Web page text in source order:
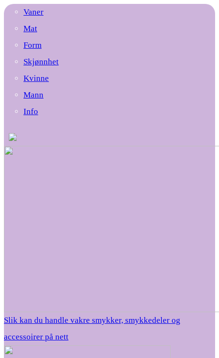
Vaner
Mat
Form
Skjønnhet
Kvinne
Mann
Info
Slik kan du handle vakre smykker, smykkedeler og
accessoirer på nett